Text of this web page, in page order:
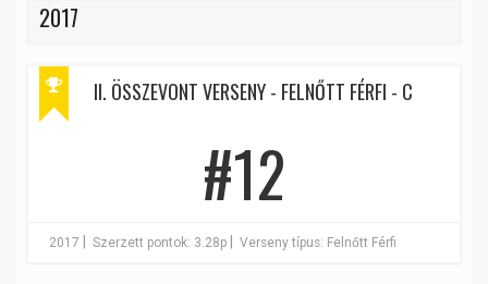
2017
II. ÖSSZEVONT VERSENY - FELNŐTT FÉRFI - C
#12
2017 Szerzett pontok: 3.28p Verseny típus: Felnőtt Férfi